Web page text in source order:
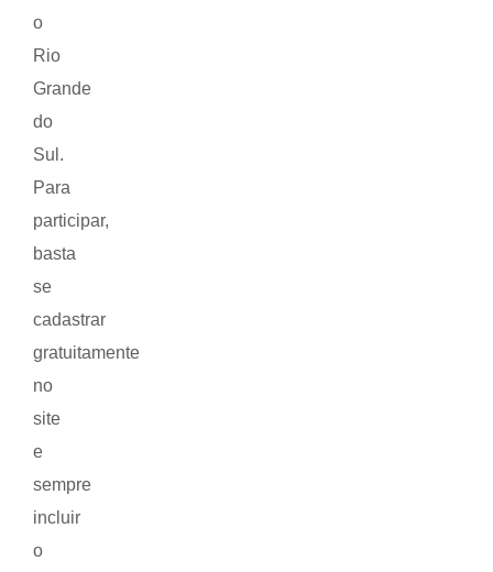
o
Rio
Grande
do
Sul.
Para
participar,
basta
se
cadastrar
gratuitamente
no
site
e
sempre
incluir
o